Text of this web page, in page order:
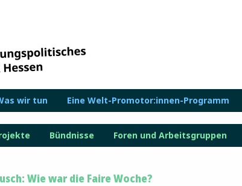
wir tun Eine Welt-Promotor:innen-Programm
Bündnisse Foren und Arbeitsgruppen
Wie war die Faire Woche?